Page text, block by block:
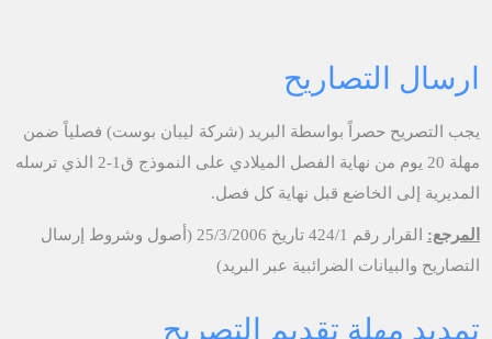
ارسال التصاريح
يجب التصريح حصراً بواسطة البريد (شركة ليبان بوست) فصلياً ضمن
مهلة 20 يوم من نهاية الفصل الميلادي على النموذج ق1-2 الذي ترسله
المديرية إلى الخاضع قبل نهاية كل فصل.
المرجع:
القرار رقم 424/1 تاريخ 25/3/2006 (أصول وشروط إرسال
التصاريح والبيانات الضرائبية عبر البريد)
تمديد مهلة تقديم التصريح​​